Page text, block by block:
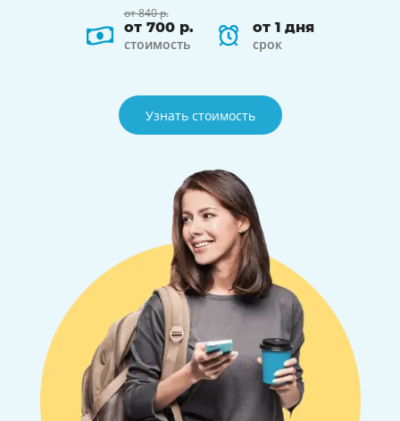
от 840 р.
от 700 р.
стоимость
от 1 дня
срок
Узнать стоимость